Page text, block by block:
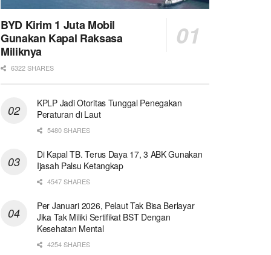
BYD Kirim 1 Juta Mobil
Gunakan Kapal Raksasa
Miliknya
6322 SHARES
KPLP Jadi Otoritas Tunggal Penegakan
Peraturan di Laut
5480 SHARES
Di Kapal TB. Terus Daya 17, 3 ABK Gunakan
Ijasah Palsu Ketangkap
4547 SHARES
Per Januari 2026, Pelaut Tak Bisa Berlayar
Jika Tak Miliki Sertifikat BST Dengan
Kesehatan Mental
4254 SHARES